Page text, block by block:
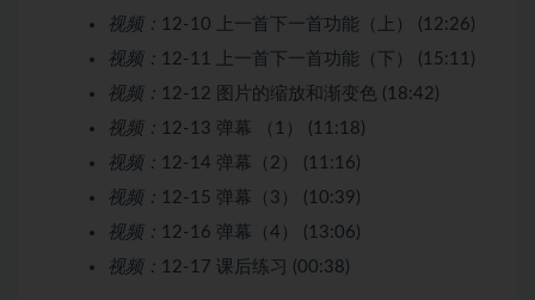
视频： 12-10 上一首下一首功能（上） (12:26)
视频： 12-11 上一首下一首功能（下） (15:11)
视频： 12-12 图片的缩放和渐变色 (18:42)
视频： 12-13 弹幕 （1） (11:18)
视频： 12-14 弹幕（2） (11:16)
视频： 12-15 弹幕（3） (10:39)
视频： 12-16 弹幕（4） (13:06)
视频： 12-17 课后练习 (00:38)